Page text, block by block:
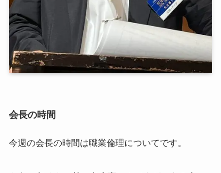
会長の時間
今週の会長の時間は職業倫理についてです。